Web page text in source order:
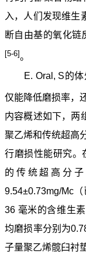
入，人们发现维生
断自由基的氧化链
[5-6]。
E. Oral, S的体
仅能降低磨损率，
内容概述如下，两
聚乙烯和传统超高
行磨损性能研究。
的传统超高分
9.54±0.73mg/Mc
36 毫米的含维生
均磨损率分别为
子量聚乙烯髋臼衬